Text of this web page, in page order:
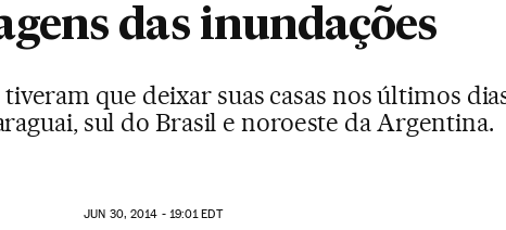
das inundações
que deixar suas casas nos últimos
sul do Brasil e noroeste da Argentina.
JUN 30, 2014 - 19:01EDT